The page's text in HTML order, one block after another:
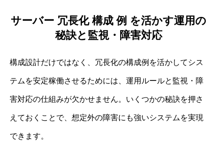
サーバー 冗長化 構成 例 を活かす運用の
秘訣と監視・障害対応
構成設計だけではなく、冗長化の構成例を活かしてシス
テムを安定稼働させるためには、運用ルールと監視・障
害対応の仕組みが欠かせません。いくつかの秘訣を押さ
えておくことで、想定外の障害にも強いシステムを実現
できます。